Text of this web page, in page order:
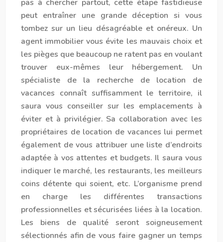
pas à chercher partout, cette étape fastidieuse
peut entraîner une grande déception si vous
tombez sur un lieu désagréable et onéreux. Un
agent immobilier vous évite les mauvais choix et
les pièges que beaucoup ne ratent pas en voulant
trouver eux-mêmes leur hébergement. Un
spécialiste de la recherche de location de
vacances connaît suffisamment le territoire, il
saura vous conseiller sur les emplacements à
éviter et à privilégier. Sa collaboration avec les
propriétaires de location de vacances lui permet
également de vous attribuer une liste d’endroits
adaptée à vos attentes et budgets. Il saura vous
indiquer le marché, les restaurants, les meilleurs
coins détente qui soient, etc. L’organisme prend
en charge les différentes transactions
professionnelles et sécurisées liées à la location.
Les biens de qualité seront soigneusement
sélectionnés afin de vous faire gagner un temps